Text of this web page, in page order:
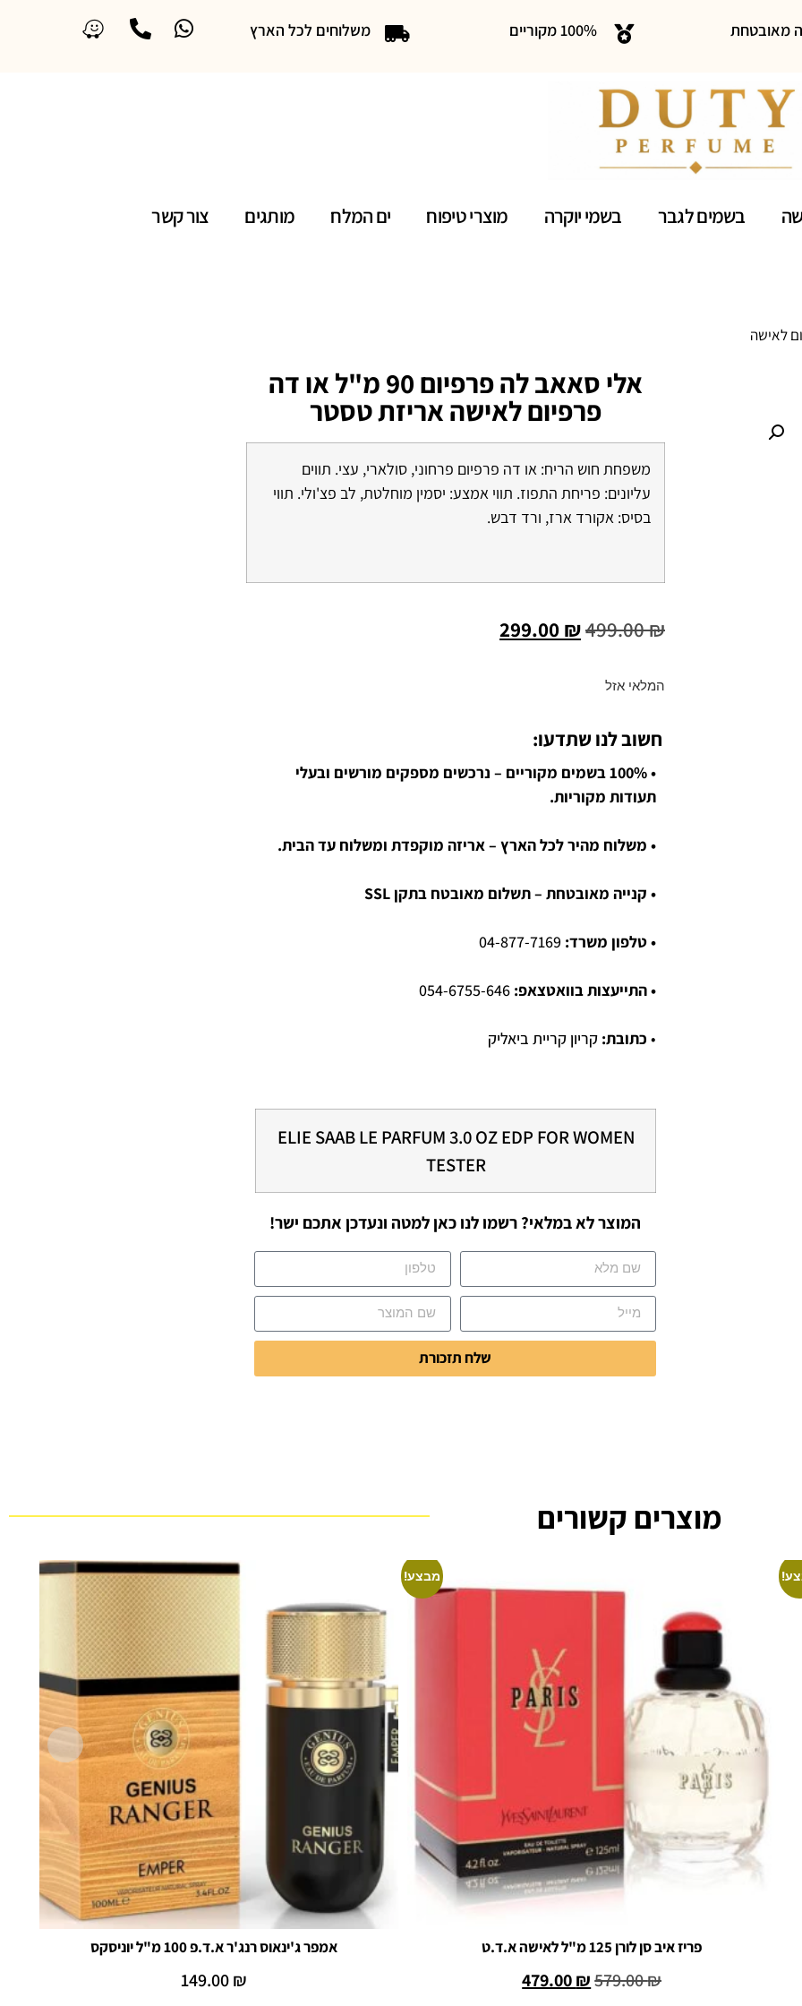
מאובטחת 100% מקוריים משלוחים לכל הארץ
בשמים לגבר בשמי יוקרה מוצרי טיפוח ים המלח מותגים צור קשר
פרפיום לאישה
אלי סאאב לה פרפיום 90 מ"ל או דה
פרפיום לאישה אריזת טסטר
משפחת חוש הריח: או דה פרפיום פרחוני, סולארי, עצי. תווים
עליונים: פריחת התפוז. תווי אמצע: יסמין מוחלטת, לב פצ'ולי. תווי
בסיס: אקורד ארז, ורד דבש.
499.00₪
299.00 ₪
המלאי אזל
חשוב לנו שתדעו:
• 100% בשמים מקוריים – נרכשים מספקים מורשים ובעלי
תעודות מקוריות.
• משלוח מהיר לכל הארץ – אריזה מוקפדת ומשלוח עד הבית.
• קנייה מאובטחת – תשלום מאובטח בתקן SSL
• טלפון משרד:
• התייעצות בוואטצאפ:
• כתובת: קריון קריית ביאליק
ELIE SAAB LE PARFUM 3.0 OZ EDP FOR WOMEN
TESTER
המוצר לא במלאי? רשמו לנו כאן למטה ונעדכן אתכם ישר!
שלח תזכורת
מוצרים קשורים
אמפר ג'ינאוס רנג'ר א.ד.פ 100 מ"ל יוניסקס
149.00₪
מבצע!
פריז איב סן לורן 125 מ"ל לאישה א.ד.ט
579.00₪
479.00₪